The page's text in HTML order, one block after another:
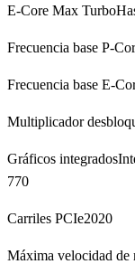
E-Core Max
Frecuencia base P-
Frecuencia base E-
Multiplicador
Gráficos
770
Carriles PCIe2020
Máxima velocidad